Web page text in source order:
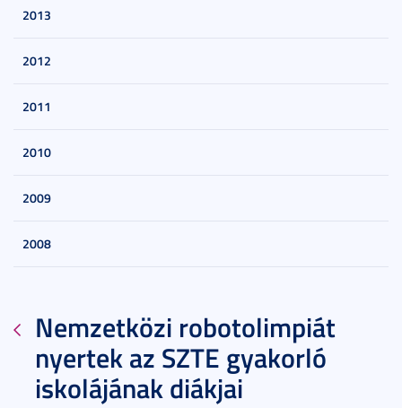
2013
2012
2011
2010
2009
2008
Nemzetközi robotolimpiát
nyertek az SZTE gyakorló
iskolájának diákjai